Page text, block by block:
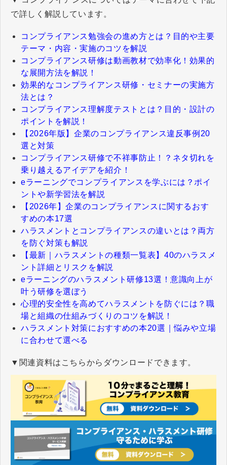
で詳しく解説しています。
コンプライアンス勉強会の進め方とは？目的や主要
テーマ・内容・実施のコツを解説
コンプライアンス研修は動画教材で効率化！効果的
な展開方法を解説！
効果的なコンプライアンス研修・セミナーの実施方
法とは？
コンプライアンス理解度テストとは？目的・設計の
ポイントを解説！
【2026年版】企業のコンプライアンス違反事例20
選と対策
コンプライアンス研修で不祥事防止！？ネタ切れを
乗り越えるアイデアを紹介！
eラーニングでコンプライアンスを学ぶには？ポイ
ントや新学習法を解説
【2026年】企業のコンプライアンスに関するおす
すめの本17選
ハラスメントとコンプライアンスの違いとは？両方
を防ぐ対策も解説
【最新｜ハラスメントの種類一覧表】40のハラスメ
ント詳細とリスクを解説
eラーニングのハラスメント研修13選！意識向上が
叶う研修を選ぼう
心理的安全性を高めてハラスメントを防ぐには？職
場と組織の仕組みづくりのコツを解説！
ハラスメント対策におすすめの本20選｜悩みや立場
に合わせて選べる
▼関連資料はこちらからダウンロードできます。